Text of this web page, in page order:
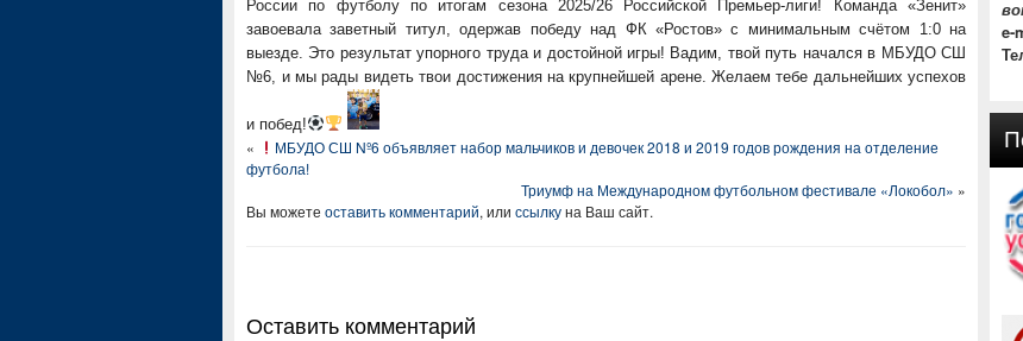
России по футболу по итогам сезона 2025/26 Российской Премьер-лиги! Команда «Зенит»
завоевала заветный титул, одержав победу над ФК «Ростов» с минимальным счётом 1:0 на
выезде. Это результат упорного труда и достойной игры! Вадим, твой путь начался в МБУДО СШ
№6, и мы рады видеть твои достижения на крупнейшей арене. Желаем тебе дальнейших успехов
и побед!
«
МБУДО СШ Nº6 объявляет набор мальчиков и девочек 2018 и 2019 годов рождения на отделение
футбола!
Триумф на Международном футбольном фестивале «Локобол» »
Вы можете оставить комментарий, или ссылкуна Ваш сайт.
Оставить комментарий
e-